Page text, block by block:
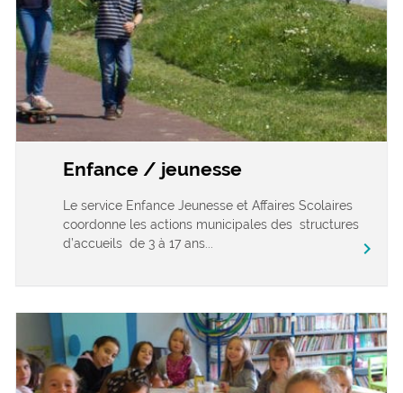
Enfance / jeunesse
Le service Enfance Jeunesse et Affaires Scolaires
coordonne les actions municipales des structures
d’accueils de 3 à 17 ans...
chevron_right